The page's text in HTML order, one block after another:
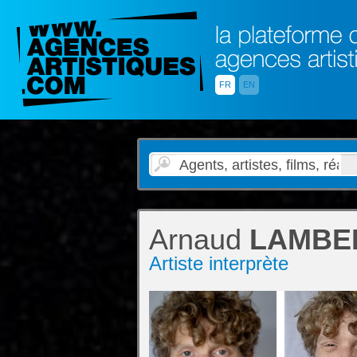
FR EN
Arnaud
Artiste interprète